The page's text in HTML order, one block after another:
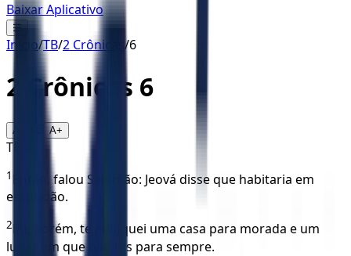
Baixar Aplicativo
☰
Início/TB/2 Crônicas /6
2 Crônicas 6
A- A+
TB
1
Então, falou Salomão: Jeová disse que habitaria em
escuridão.
2
Eu, porém, te edifiquei uma casa para morada e um
lugar em que habites para sempre.